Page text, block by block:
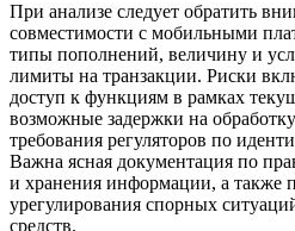
При анализе следует обратить
совместимости с мобильными
типы пополнений, величину и
лимиты на транзакции. Риски
доступ к функциям в рамках
возможные задержки на
требования регуляторов по
Важна ясная документация по
и хранения информации, а также
урегулирования спорных
средств.